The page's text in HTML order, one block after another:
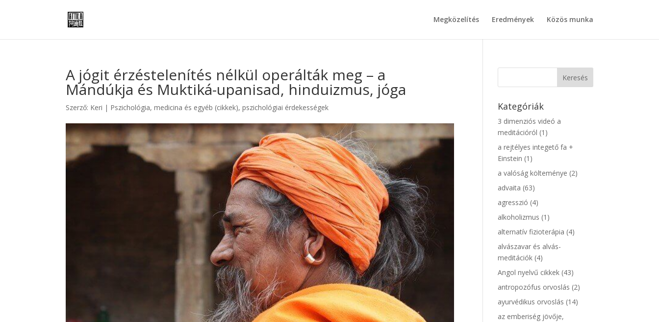
Megközelítés Eredmények Közös munka
A jógit érzéstelenítés nélkül operálták meg – a
Mándúkja és Muktiká-upanisad, hinduizmus, jóga
Szerző: Keri | Pszichológia, medicina és egyéb (cikkek),pszichológiai érdekességek Kategóriák
3 dimenziós videó a
meditációról (1)
a rejtélyes integető fa +
Einstein (1)
a valóság költeménye (2)
advaita (63)
agresszió (4)
alkoholizmus (1)
alternatív fizioterápia (4)
alvászavar és alvás-
meditációk (4)
Angol nyelvű cikkek (43)
antropozófus orvoslás (2)
ayurvédikus orvoslás (14)
az emberiség jövője,